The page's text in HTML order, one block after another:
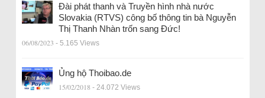
Đài phát thanh và Truyền hình nhà nước
Slovakia (RTVS) công bố thông tin bà Nguyễn
Thị Thanh Nhàn trốn sang Đức!
06/08/2023 - 5.165 Views
Ủng hộ Thoibao.de
15/02/2018 - 24.072 Views